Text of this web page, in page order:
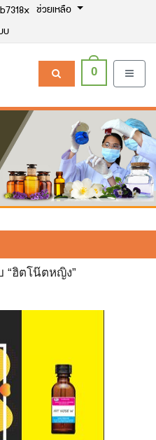
ช่วยเหลือ
บ
0
“ฮิตโน๊ตหญิง”